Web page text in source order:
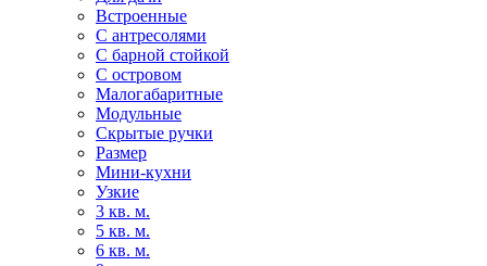
Встроенные
С антресолями
С барной стойкой
С островом
Малогабаритные
Модульные
Скрытые ручки
Размер
Мини-кухни
Узкие
3 кв. м.
5 кв. м.
6 кв. м.